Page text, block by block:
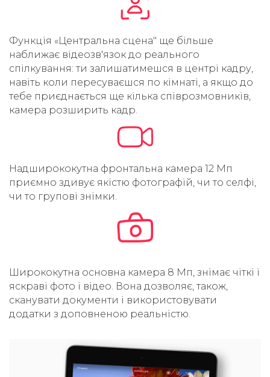
Функція «Центральна сцена" ще більше
наближає відеозв'язок до реального
спілкування: ти залишатимешся в центрі кадру,
навіть коли пересуваєшся по кімнаті, а якщо до
тебе приєднається ще кілька співрозмовників,
камера розширить кадр.
Надширококутна фронтальна камера 12 Мп
приємно здивує якістю фотографій, чи то селфі,
чи то групові знімки.
Ширококутна основна камера 8 Мп, знімає чіткі і
яскраві фото і відео. Вона дозволяє, також,
сканувати документи і використовувати
додатки з доповненою реальністю.